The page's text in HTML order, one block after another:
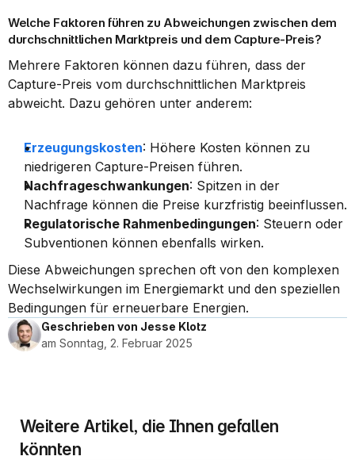
Welche Faktoren führen zu Abweichungen zwischen dem
durchschnittlichen Marktpreis und dem Capture-Preis?
Mehrere Faktoren können dazu führen, dass der
Capture-Preis vom durchschnittlichen Marktpreis
abweicht. Dazu gehören unter anderem:
Erzeugungskosten: Höhere Kosten können zu
niedrigeren Capture-Preisen führen.
Nachfrageschwankungen: Spitzen in der
Nachfrage können die Preise kurzfristig beeinflussen.
Regulatorische Rahmenbedingungen: Steuern oder
Subventionen können ebenfalls wirken.
Diese Abweichungen sprechen oft von den komplexen
Wechselwirkungen im Energiemarkt und den speziellen
Bedingungen für erneuerbare Energien.
Geschrieben von Jesse Klotz
am Sonntag, 2. Februar 2025
Weitere Artikel, die Ihnen gefallen
könnten